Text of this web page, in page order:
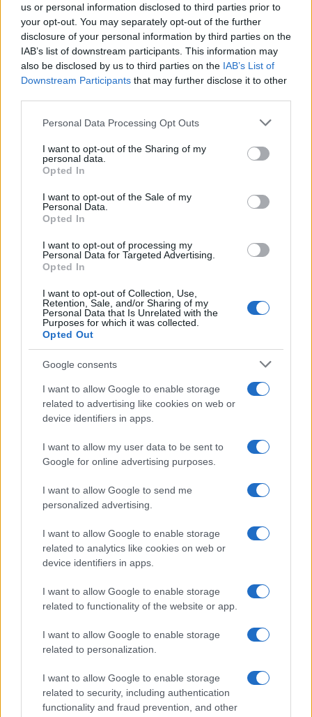
us or personal information disclosed to third parties prior to
your opt-out. You may separately opt-out of the further
disclosure of your personal information by third parties on the
IAB’s list of downstream participants. This information may
also be disclosed by us to third parties on the IAB’s List of
Downstream Participants that may further disclose it to other
Please note that this website/app uses one or more Google
not limited to your visit or usage behaviour. You may click to
grant or deny consent to Google and its third-party tags to
use your data for below specified purposes in below Google
consent section.
Personal Data Processing Opt Outs
I want to opt-out of the Sharing of my
personal data.
Opted In
I want to opt-out of the Sale of my
Personal Data.
Opted In
I want to opt-out of processing my
Personal Data for Targeted Advertising.
Opted In
I want to opt-out of Collection, Use,
Retention, Sale, and/or Sharing of my
Personal Data that Is Unrelated with the
Purposes for which it was collected.
Opted Out
Google consents
I want to allow Google to enable storage
related to advertising like cookies on web or
device identifiers in apps.
I want to allow my user data to be sent to
Google for online advertising purposes.
I want to allow Google to send me
personalized advertising.
I want to allow Google to enable storage
related to analytics like cookies on web or
device identifiers in apps.
I want to allow Google to enable storage
related to functionality of the website or app.
I want to allow Google to enable storage
related to personalization.
I want to allow Google to enable storage
related to security, including authentication
functionality and fraud prevention, and other
Εθνική Κορασίδων: Νίκησε
με 74-65 τη Δανία και παίζει
ημιτελικό με τη Νορβηγία
Ελληνική Αναπτυξιακή Τράπεζα: Με «προίκα» 2 δισ. ευρώ
Β.Σ. Καρούλιας: Τζίρος 98,7
εκατ. ευρώ και αύξηση
κερδών 57% - Τα νέα
στοιχήματα σε low & non
alcohol
Χρηματοοικονομικός
σύμβουλος της ΔΕΗ για την
είσοδο στην πολωνική
αγορά ενέργειας
Η Chery επενδύει 75 εκατ. δολάρια στην KG Mobility
από 18.990 ευρώ
Ατρόμητος και Novibet
συνεχίζουν μαζί: Ανανέωση
δεικτών FTSE4Good